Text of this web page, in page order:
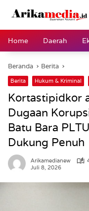
Home
Daerah
Beranda Berita
Berita Hukum & Kriminal
Kortastipidkor
Dugaan
Batu Bara
Dukung Penuh
Arikamedianew
Juli 8, 2026